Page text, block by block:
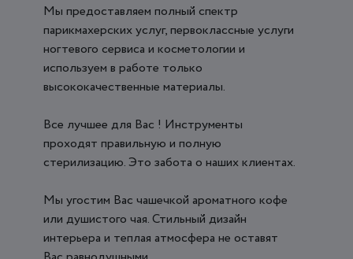
Мы предоставляем полный спектр
парикмахерских услуг, первоклассные услуги
ногтевого сервиса и косметологии и
используем в работе только
высококачественные материалы.
Все лучшее для Вас ! Инструменты
проходят правильную и полную
стерилизацию. Это забота о наших клиентах.
Мы угостим Вас чашечкой ароматного кофе
или душистого чая. Стильный дизайн
интерьера и теплая атмосфера не оставят